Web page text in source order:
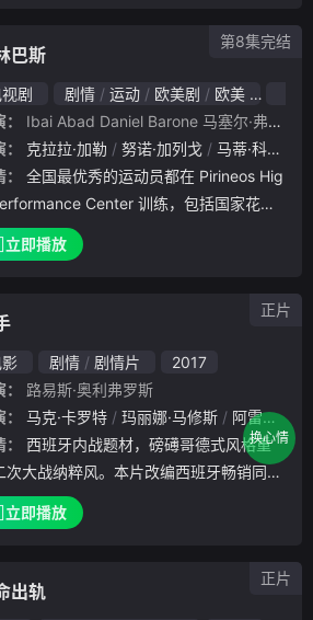
巴斯
剧 剧情 运动 欧美剧 欧美
Ibai Abad Daniel Barone 马塞尔·弗雷斯
克拉拉·加勒 努诺·加列戈
马蒂·科尔德罗
Center 训练，包括国家花样
队队长阿玛雅。她对自己要求极高，不允
现任何错误。但当她的队友兼好友努丽娅
立即播放
第8集完结
剧情 剧情片
2017
路易斯·奥利弗罗斯
马克·卡罗特 玛丽娜·马修斯
阿雷胡·苏拉斯
次大战纳粹风。本片改编西班牙畅销同名
！逆境重生，过目不忘再现天才西洋棋手
亚哥，在逆境中不畏强权挑战各路棋手
立即播放
正片
出轨
正片
换心情